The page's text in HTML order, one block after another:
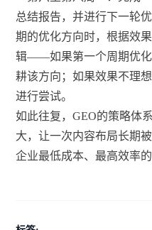
总结报告，并进行下一轮
期的优化方向时，根据效
辑——如果第一个周期优化
耕该方向；如果效果不理
进行尝试。
如此往复，GEO的策略体
大，让一次内容布局长期
企业最低成本、最高效率